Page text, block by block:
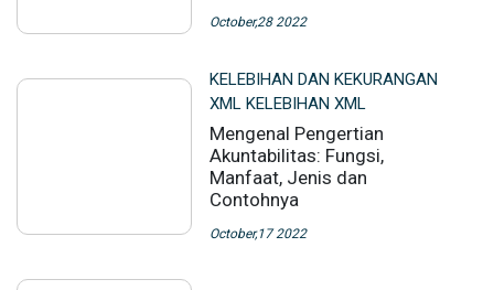
October,28 2022
KELEBIHAN DAN KEKURANGAN
XML KELEBIHAN XML
Mengenal Pengertian
Akuntabilitas: Fungsi,
Manfaat, Jenis dan
Contohnya
October,17 2022